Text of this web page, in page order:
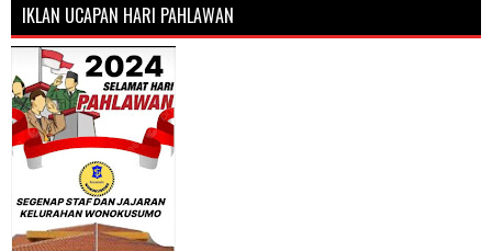
IKLAN UCAPAN HARI PAHLAWAN